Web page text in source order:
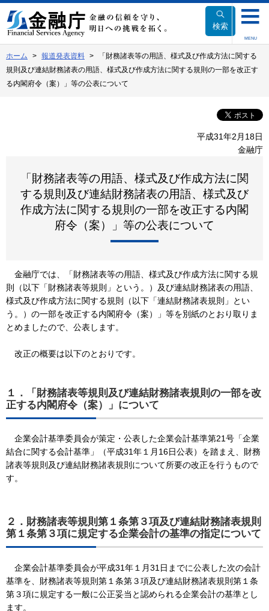
文
へ
動
検索
MENU
ホーム 報道発表資料
「財務諸表等の用語、様式及び作成方法に関する
規則及び連結財務諸表の用語、様式及び作成方法に関する規則の一部を改正す
る内閣府令（案）」等の公表について
平成31年2月18日
金融庁
「財務諸表等の用語、様式及び作成方法に関
する規則及び連結財務諸表の用語、様式及び
作成方法に関する規則の一部を改正する内閣
府令（案）」等の公表について
金融庁では、「財務諸表等の用語、様式及び作成方法に関する規
則（以下「財務諸表等規則」という。）及び連結財務諸表の用語、
様式及び作成方法に関する規則（以下「連結財務諸表規則」とい
う。）の一部を改正する内閣府令（案）」等を別紙のとおり取りま
とめましたので、公表します。
改正の概要は以下のとおりです。
１．「財務諸表等規則及び連結財務諸表規則の一部を改
正する内閣府令（案）」について
業会計基準委員会が策定・公表した企業会計基準第21号「企業
結合に関する会計基準」（平成31年１月16日公表）を踏まえ、財務
諸表等規則及び連結財務諸表規則について所要の改正を行うもので
す。
２．財務諸表等規則第１条第３項及び連結財務諸表規則
第１条第３項に規定する企業会計の基準の指定について
業会計基準委員会が平成31年１月31日までに公表した次の会計
基準を、財務諸表等規則第１条第３項及び連結財務諸表規則第１条
第３項に規定する一般に公正妥当と認められる企業会計の基準とし
ます。